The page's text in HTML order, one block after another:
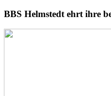
BBS Helmstedt ehrt ihre